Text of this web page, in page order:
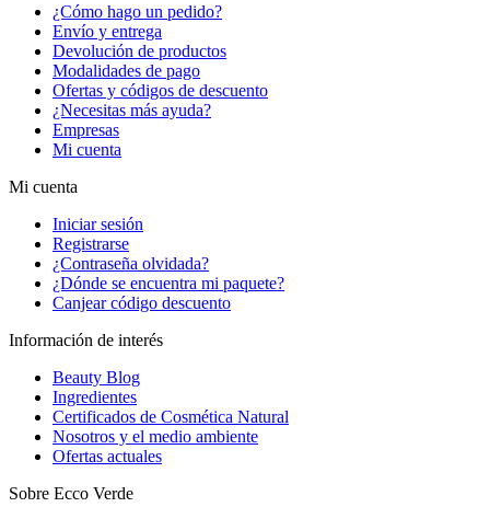
¿Cómo hago un pedido?
Envío y entrega
Devolución de productos
Modalidades de pago
Ofertas y códigos de descuento
¿Necesitas más ayuda?
Empresas
Mi cuenta
Mi cuenta
Iniciar sesión
Registrarse
¿Contraseña olvidada?
¿Dónde se encuentra mi paquete?
Canjear código descuento
Información de interés
Beauty Blog
Ingredientes
Certificados de Cosmética Natural
Nosotros y el medio ambiente
Ofertas actuales
Sobre Ecco Verde